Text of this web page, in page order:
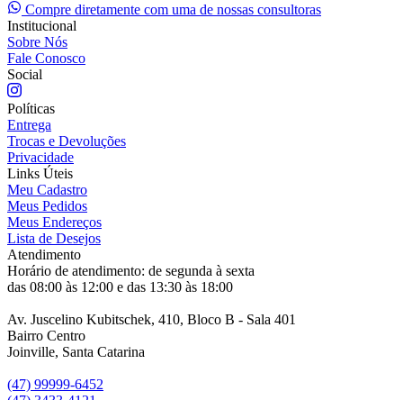
Compre diretamente com uma de nossas consultoras
Institucional
Sobre Nós
Fale Conosco
Social
Políticas
Entrega
Trocas e Devoluções
Privacidade
Links Úteis
Meu Cadastro
Meus Pedidos
Meus Endereços
Lista de Desejos
Atendimento
Horário de atendimento: de segunda à sexta
das 08:00 às 12:00 e das 13:30 às 18:00
Av. Juscelino Kubitschek, 410, Bloco B - Sala 401
Bairro Centro
Joinville, Santa Catarina
(47) 99999-6452